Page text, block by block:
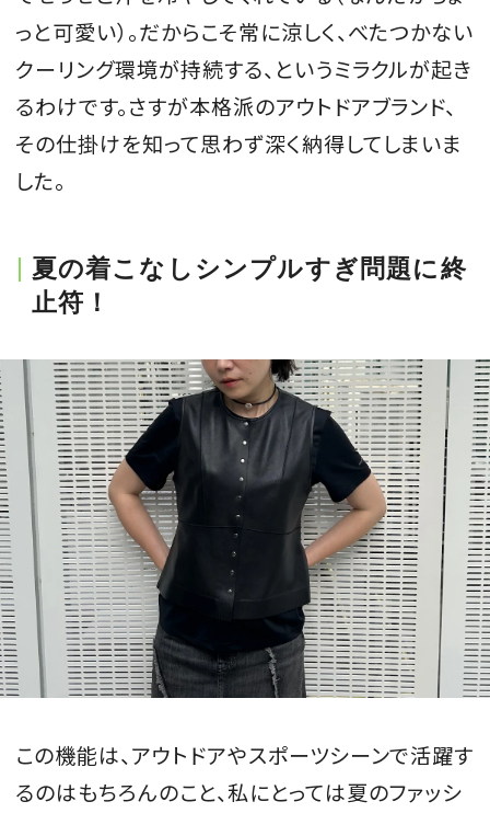
っと可愛い）。だからこそ常に涼しく、べたつかない
クーリング環境が持続する、というミラクルが起き
るわけです。さすが本格派のアウトドアブランド、
その仕掛けを知って思わず深く納得してしまいま
した。
夏の着こなしシンプルすぎ問題に終
止符！
この機能は、アウトドアやスポーツシーンで活躍す
るのはもちろんのこと、私にとっては夏のファッシ